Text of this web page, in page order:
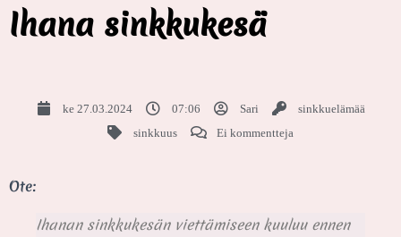
Ihana sinkkukesä
ke 27.03.2024 07:06 Sari
sinkkuelämää
sinkkuus
Ei kommentteja
Ote:
Ihanan sinkkukesän viettämiseen kuuluu ennen